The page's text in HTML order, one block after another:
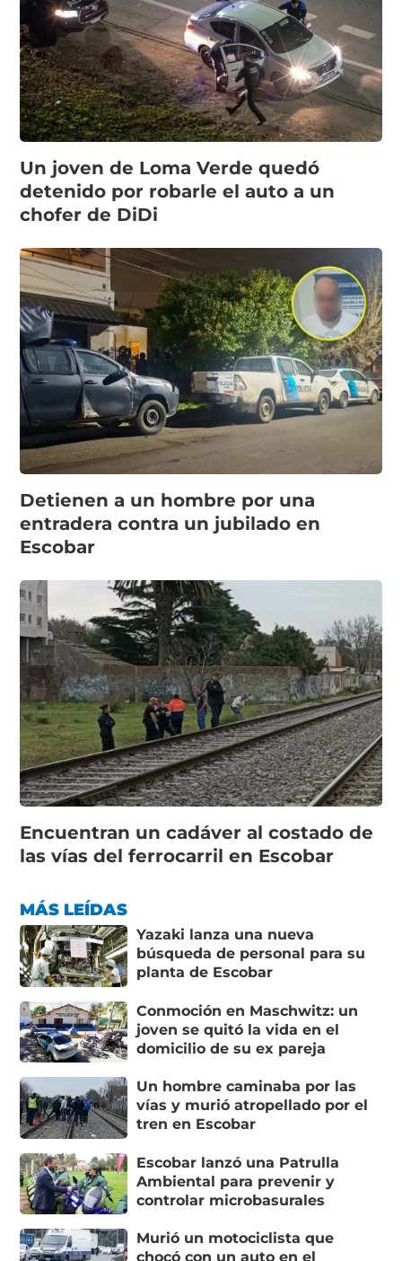
Un joven de Loma Verde quedó
detenido por robarle el auto a un
chofer de DiDi
Detienen a un hombre por una
entradera contra un jubilado en
Escobar
Encuentran un cadáver al costado de
las vías del ferrocarril en Escobar
MÁS LEÍDAS
Yazaki lanza una nueva
búsqueda de personal para su
planta de Escobar
Conmoción en Maschwitz: un
joven se quitó la vida en el
domicilio de su ex pareja
Un hombre caminaba por las
vías y murió atropellado por el
tren en Escobar
Escobar lanzó una Patrulla
Ambiental para prevenir y
controlar microbasurales
Murió un motociclista que
chocó con un auto en el